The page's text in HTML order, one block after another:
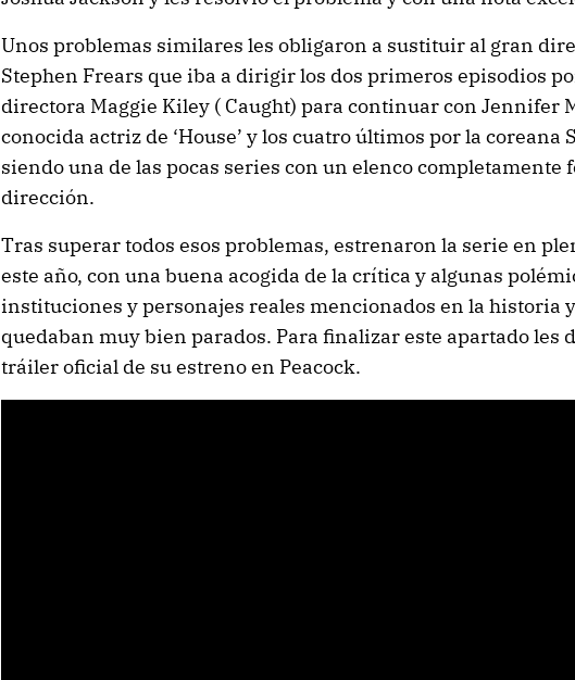
Unos problemas similares les obligaron a sustituir al gran
Stephen Frears que iba a dirigir los dos primeros episodios
directora Maggie Kiley ( Caught) para continuar con Jennifer
conocida actriz de ‘House’ y los cuatro últimos por la coreana
siendo una de las pocas series con un elenco completamente
dirección.
Tras superar todos esos problemas, estrenaron la serie en
este año, con una buena acogida de la crítica y algunas
instituciones y personajes reales mencionados en la historia
quedaban muy bien parados. Para finalizar este apartado les
tráiler oficial de su estreno en Peacock.